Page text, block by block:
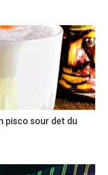
pisco sour det du